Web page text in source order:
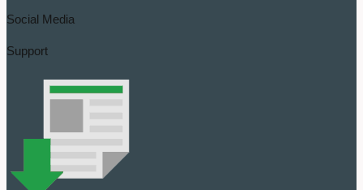
Social Media
Support